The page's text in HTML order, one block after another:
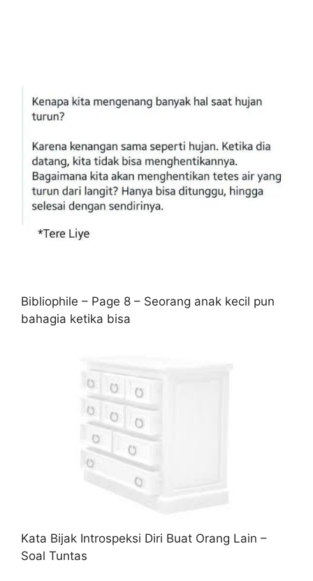
Bibliophile – Page 8 – Seorang anak kecil pun
bahagia ketika bisa
Kata Bijak Introspeksi Diri Buat Orang Lain –
Soal Tuntas